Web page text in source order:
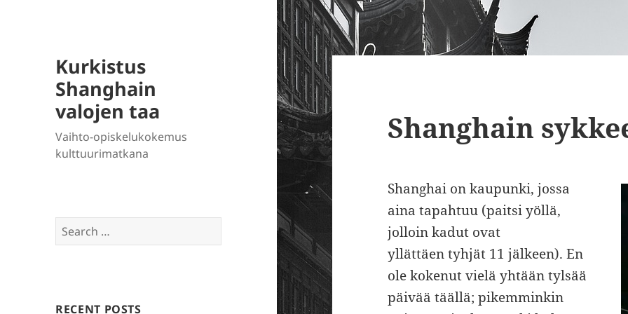
Kurkistus
Shanghain
valojen taa
Vaihto-opiskelukokemus
kulttuurimatkana
Search
for:
RECENT POSTS
Shanghain
Shanghai on kaupunki, jossa
aina tapahtuu (paitsi yöllä,
jolloin kadut ovat
yllättäen tyhjät 11 jälkeen). En
ole kokenut vielä yhtään tylsää
päivää täällä; pikemminkin